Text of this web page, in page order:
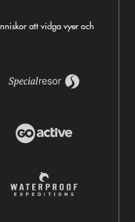
att vidga vyer och